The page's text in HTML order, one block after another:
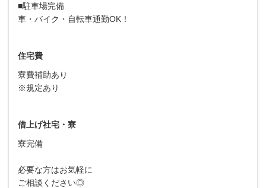
■駐車場完備
車・バイク・自転車通勤OK！
住宅費
寮費補助あり
※規定あり
借上げ社宅・寮
寮完備
必要な方はお気軽に
ご相談ください◎